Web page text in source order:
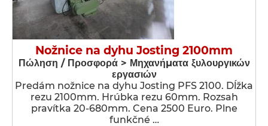
Nožnice na dyhu Josting 2100mm
Πώληση / Προσφορά > Μηχανήματα ξυλουργικών
εργασιών
Predám nožnice na dyhu Josting PFS 2100. Dĺžka
rezu 2100mm. Hrúbka rezu 60mm. Rozsah
pravítka 20-680mm. Cena 2500 Euro. Plne
funkčné …